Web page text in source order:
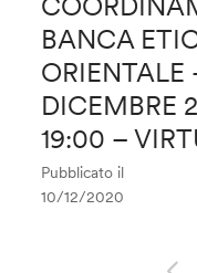
BANCA
ORIENTALE
DICEMBRE
19:00 –
Pubblicato il
10/12/2020